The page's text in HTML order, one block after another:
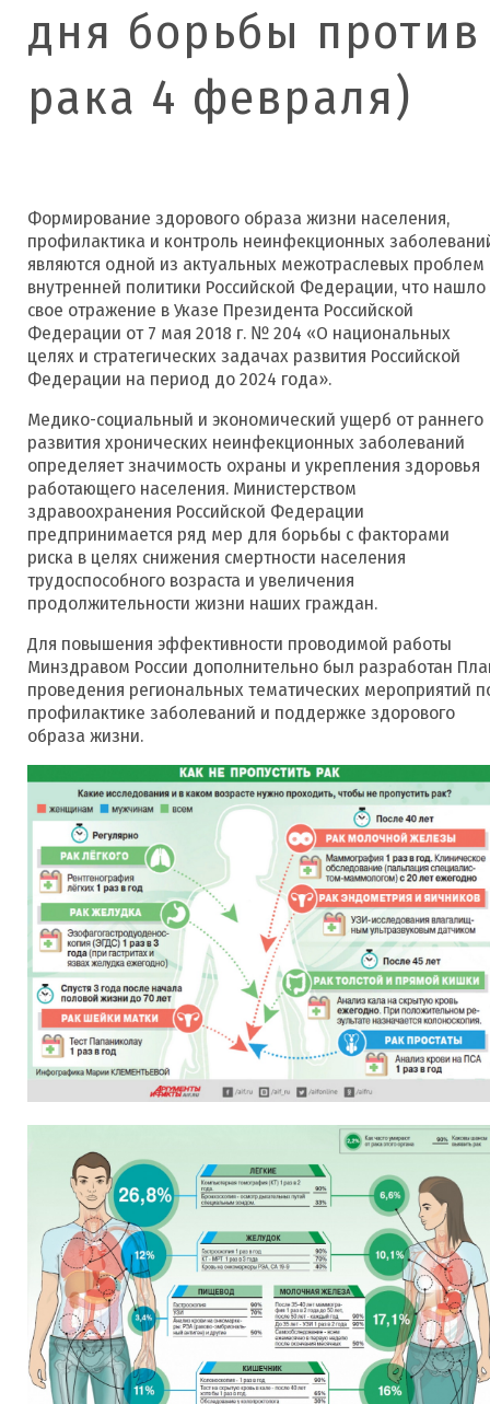
дня борьбы против
рака 4 февраля)
Формирование здорового образа жизни населения,
профилактика и контроль неинфекционных
являются одной из актуальных межотраслевых проблем
внутренней политики Российской Федерации, что нашло
свое отражение в Указе Президента Российской
Федерации от 7 мая 2018 г. № 204 «О национальных
целях и стратегических задачах развития Российской
Федерации на период до 2024 года».
Медико-социальный и экономический ущерб от раннего
развития хронических неинфекционных заболеваний
определяет значимость охраны и укрепления здоровья
работающего населения. Министерством
здравоохранения Российской Федерации
предпринимается ряд мер для борьбы с факторами
риска в целях снижения смертности населения
трудоспособного возраста и увеличения
продолжительности жизни наших граждан.
Для повышения эффективности проводимой работы
Минздравом России дополнительно был разработан
проведения региональных тематических мероприятий
профилактике заболеваний и поддержке здорового
образа жизни.